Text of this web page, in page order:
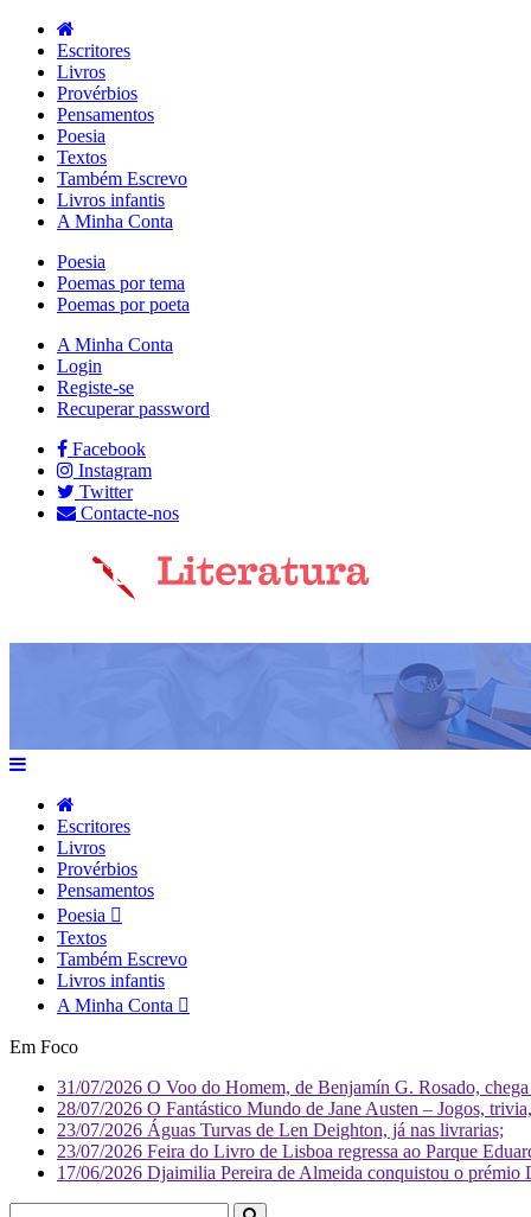
Escritores
Livros
Provérbios
Pensamentos
Poesia
Textos
Também Escrevo
Livros infantis
A Minha Conta
Poesia
Poemas por tema
Poemas por poeta
A Minha Conta
Login
Registe-se
Recuperar password
Facebook
Instagram
Twitter
Contacte-nos
Escritores
Livros
Provérbios
Pensamentos
Poesia
Textos
Também Escrevo
Livros infantis
A Minha Conta
Em Foco
31/07/2026 O Voo do Homem, de Benjamín G. Rosado,
28/07/2026 O Fantástico Mundo de Jane Austen – Jogos,
23/07/2026 Águas Turvas de Len Deighton, já nas livrarias;
23/07/2026 Feira do Livro de Lisboa regressa ao Parque
17/06/2026 Djaimilia Pereira de Almeida conquistou o